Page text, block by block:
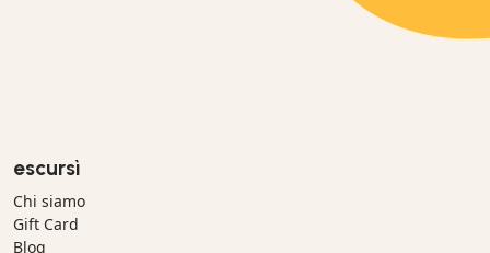
escursì
Chi siamo
Gift Card
Blog